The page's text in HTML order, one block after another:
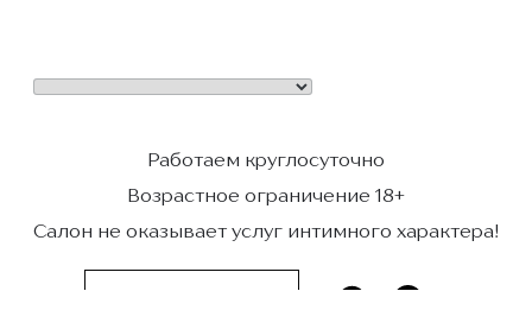
Работаем круглосуточно
Возрастное ограничение 18+
Салон не оказывает услуг интимного характера!